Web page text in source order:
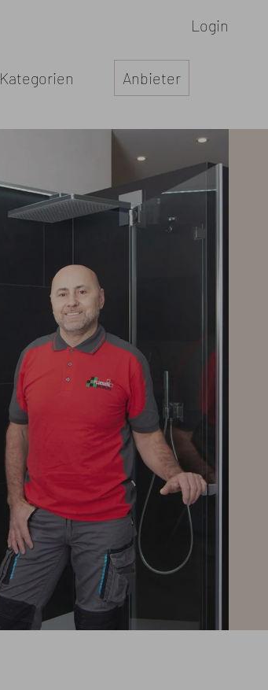
Login
Kategorien Anbieter